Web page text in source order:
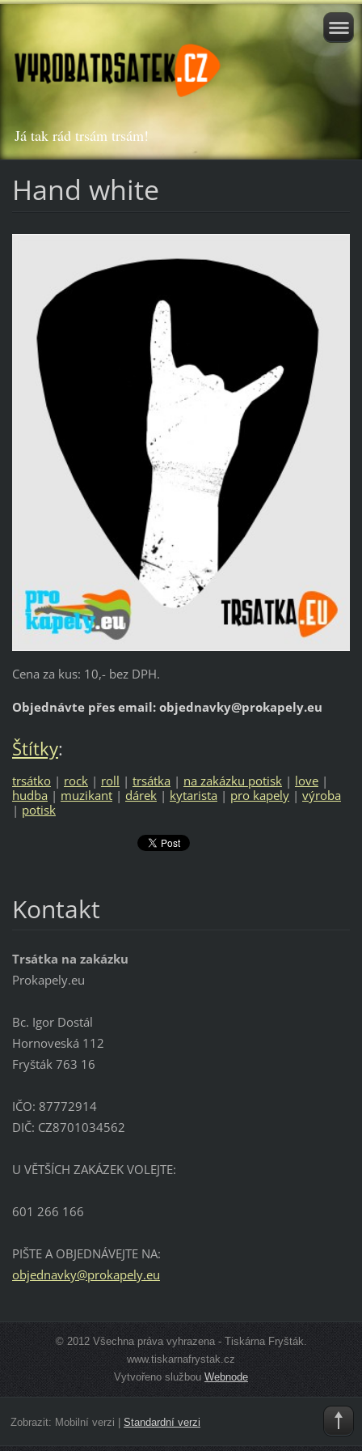
Já tak rád trsám trsám!
Hand white
Cena za kus: 10,- bez DPH.
Objednávte přes email: objednavky@prokapely.eu
Štítky:
trsátko | rock | roll | trsátka | na zakázku potisk | love |
hudba | muzikant | dárek | kytarista | pro kapely | výroba
| potisk
Kontakt
Trsátka na zakázku
Prokapely.eu
Bc. Igor Dostál
Hornoveská 112
Fryšták 763 16
IČO: 87772914
DIČ: CZ8701034562
U VĚTŠÍCH ZAKÁZEK VOLEJTE:
601 266 166
PIŠTE A OBJEDNÁVEJTE NA:
objednavky@prokapely.eu
© 2012 Všechna práva vyhrazena - Tiskárna Fryšták.
www.tiskarnafrystak.cz
Vytvořeno službouWebnode
Zobrazit: Mobilní verzi Standardní verzi